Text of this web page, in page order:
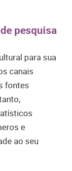
pesquisa
para sua
canais
fontes
e
ao seu